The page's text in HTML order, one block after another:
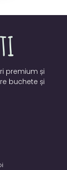
premium și
buchete și